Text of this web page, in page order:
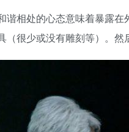
谐相处的心态意味着暴露
（很少或没有雕刻等）。然